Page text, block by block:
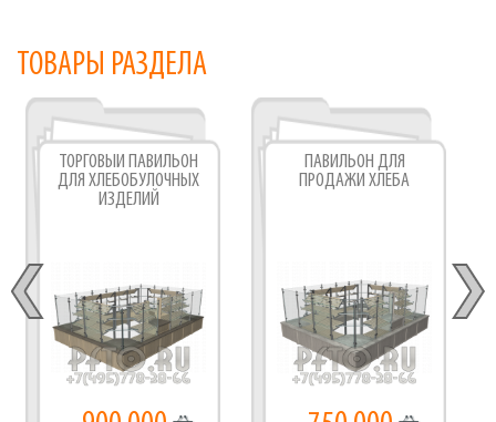
ТОВАРЫ РАЗДЕЛА
ТОРГОВЫЙ ПАВИЛЬОН
ДЛЯ ХЛЕБОБУЛОЧНЫХ
ИЗДЕЛИЙ
ПАВИЛЬОН ДЛЯ
ПРОДАЖИ ХЛЕБА